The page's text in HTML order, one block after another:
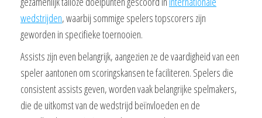
wedstrijden, waarbij sommige spelers topscorers zijn
geworden in specifieke toernooien.
Assists zijn even belangrijk, aangezien ze de vaardigheid van een
speler aantonen om scoringskansen te faciliteren. Spelers die
consistent assists geven, worden vaak belangrijke spelmakers,
die de uitkomst van de wedstrijd beïnvloeden en de